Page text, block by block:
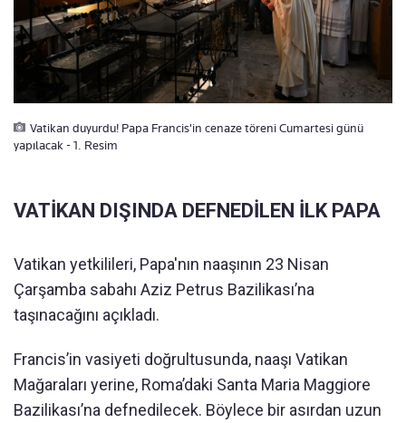
Vatikan duyurdu! Papa Francis'in cenaze töreni Cumartesi günü
yapılacak - 1. Resim
VATİKAN DIŞINDA DEFNEDİLEN İLK PAPA
Vatikan yetkilileri, Papa'nın naaşının 23 Nisan
Çarşamba sabahı Aziz Petrus Bazilikası’na
taşınacağını açıkladı.
Francis’in vasiyeti doğrultusunda, naaşı Vatikan
Mağaraları yerine, Roma’daki Santa Maria Maggiore
Bazilikası’na defnedilecek. Böylece bir asırdan uzun